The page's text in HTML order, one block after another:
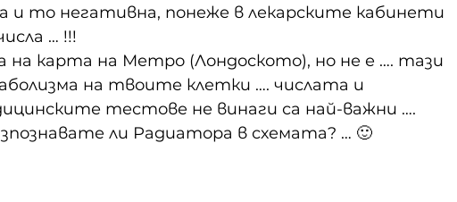
то негативна, понеже в лекарските кабинети
… !!!
на карта на Метро (Лондоското), но не е …. тази
на твоите клетки …. числата и
тестове не винаги са най-важни ….
ли Радиатора в схемата? … 🙂